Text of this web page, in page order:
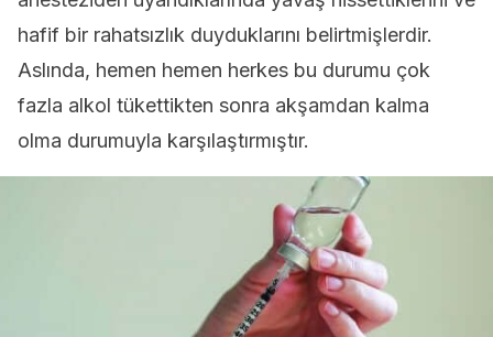
hafif bir rahatsızlık duyduklarını belirtmişlerdir.
Aslında, hemen hemen herkes bu durumu çok
fazla alkol tükettikten sonra akşamdan kalma
olma durumuyla karşılaştırmıştır.